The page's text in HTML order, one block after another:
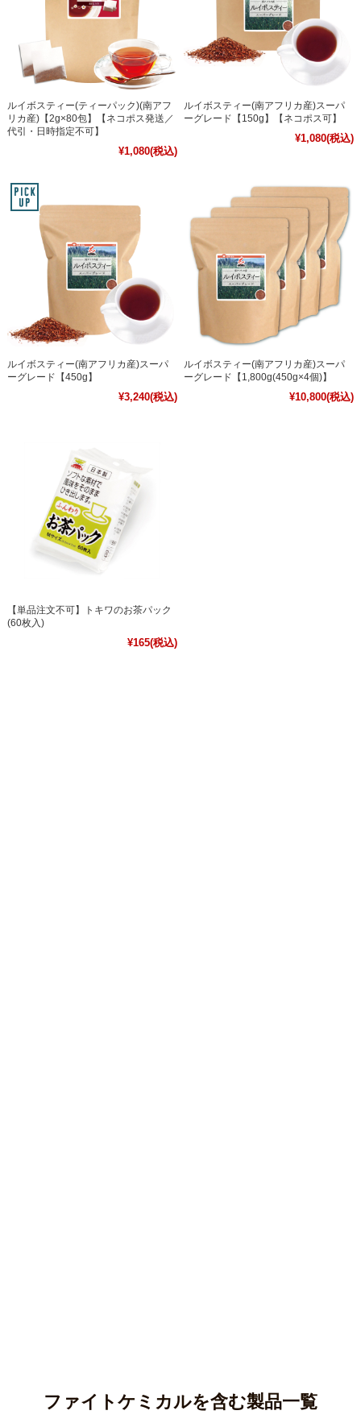
ルイボスティー(ティーパック)(南アフ
リカ産)【2g×80包】【ネコポス発送／
代引・日時指定不可】
¥1,080(税込)
ルイボスティー(南アフリカ産)スーパ
ーグレード【150g】【ネコポス可】
¥1,080(税込)
ルイボスティー(南アフリカ産)スーパ
ーグレード【450g】
¥3,240(税込)
ルイボスティー(南アフリカ産)スーパ
ーグレード【1,800g(450g×4個)】
¥10,800(税込)
【単品注文不可】トキワのお茶パック
(60枚入)
¥165(税込)
ファイトケミカルを含む製品一覧